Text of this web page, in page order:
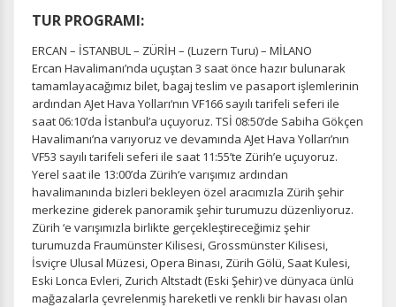
TUR PROGRAMI:
ERCAN – İSTANBUL – ZÜRİH – (Luzern Turu) – MİLANO
Ercan Havalimanı’nda uçuştan 3 saat önce hazır bulunarak
tamamlayacağımız bilet, bagaj teslim ve pasaport işlemlerinin
ardından AJet Hava Yolları‘nın VF166 sayılı tarifeli seferi ile
saat 06:10’da İstanbul’a uçuyoruz. TSİ 08:50’de Sabiha Gökçen
Havalimanı’na varıyoruz ve devamında AJet Hava Yolları’nın
VF53 sayılı tarifeli seferi ile saat 11:55’te Zürih’e uçuyoruz.
Yerel saat ile 13:00’da Zürih‘e varışımız ardından
havalimanında bizleri bekleyen özel aracımızla Zürih şehir
merkezine giderek panoramik şehir turumuzu düzenliyoruz.
Zürih ‘e varışımızla birlikte gerçekleştireceğimiz şehir
turumuzda Fraumünster Kilisesi, Grossmünster Kilisesi,
İsviçre Ulusal Müzesi, Opera Binası, Zürih Gölü, Saat Kulesi,
Eski Lonca Evleri, Zurich Altstadt (Eski Şehir) ve dünyaca ünlü
mağazalarla çevrelenmiş hareketli ve renkli bir havası olan